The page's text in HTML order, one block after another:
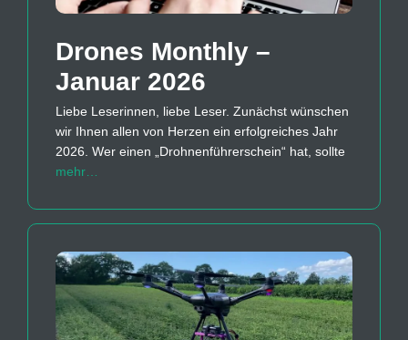
Drones Monthly –
Januar 2026
Liebe Leserinnen, liebe Leser. Zunächst wünschen
wir Ihnen allen von Herzen ein erfolgreiches Jahr
2026. Wer einen „Drohnenführerschein“ hat, sollte
mehr…